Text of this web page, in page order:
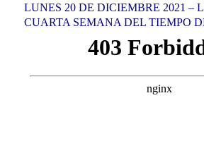
LUNES 20 DE DICIEMBRE 2021 –
CUARTA SEMANA DEL TIEMPO